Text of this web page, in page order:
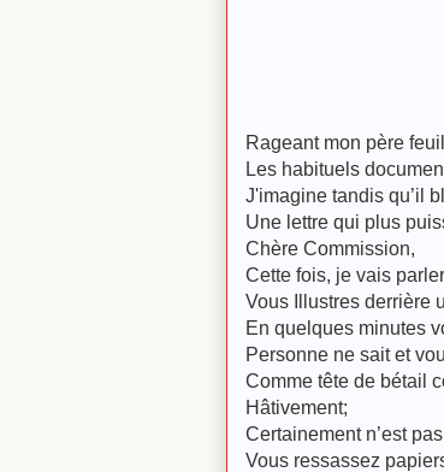
Rageant mon père
Les habituels
J'imagine tandis qu’il
Une lettre qui plus
Chère Commission,
Cette fois, je vais
Vous Illustres derrière
En quelques minutes
Personne ne sait et
Comme tête de bétail
Hâtivement;
Certainement n’est
Vous ressassez